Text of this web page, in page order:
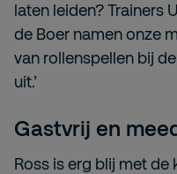
laten leiden? Trainers
de Boer namen onze
van rollenspellen bij
uit.’
Gastvrij en
Ross is erg blij met de